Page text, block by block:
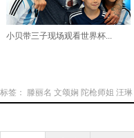
小贝带三子现场观看世界杯...
标签： 滕丽名 文颂娴 陀枪师姐 汪琳